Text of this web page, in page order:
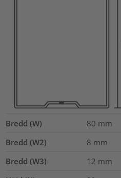
Bredd (W) 80 mm
Bredd (W2)
8 mm
Bredd (W3)
12 mm